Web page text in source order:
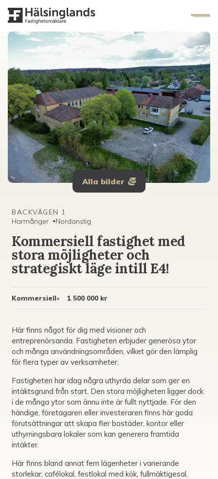
Alla bilder
BACKVÄGEN 1
Harmånger •Nordanstig
Kommersiell fastighet med
stora möjligheter och
strategiskt läge intill E4!
Kommersiell 1 500 000 kr
Här finns något för dig med visioner och
entreprenörsanda. Fastigheten erbjuder generösa ytor
och många användningsområden, vilket gör den lämplig
för flera typer av verksamheter.
Fastigheten har idag några uthyrda delar som ger en
intäktsgrund från start. Den stora möjligheten ligger dock
i de många ytor som ännu inte är fullt nyttjade. För den
händige, företagaren eller investeraren finns här goda
förutsättningar att skapa fler bostäder, kontor eller
uthyrningsbara lokaler som kan generera framtida
intäkter.
Här finns bland annat fem lägenheter i varierande
storlekar, cafélokal, festlokal med kök, fullmäktigesal,